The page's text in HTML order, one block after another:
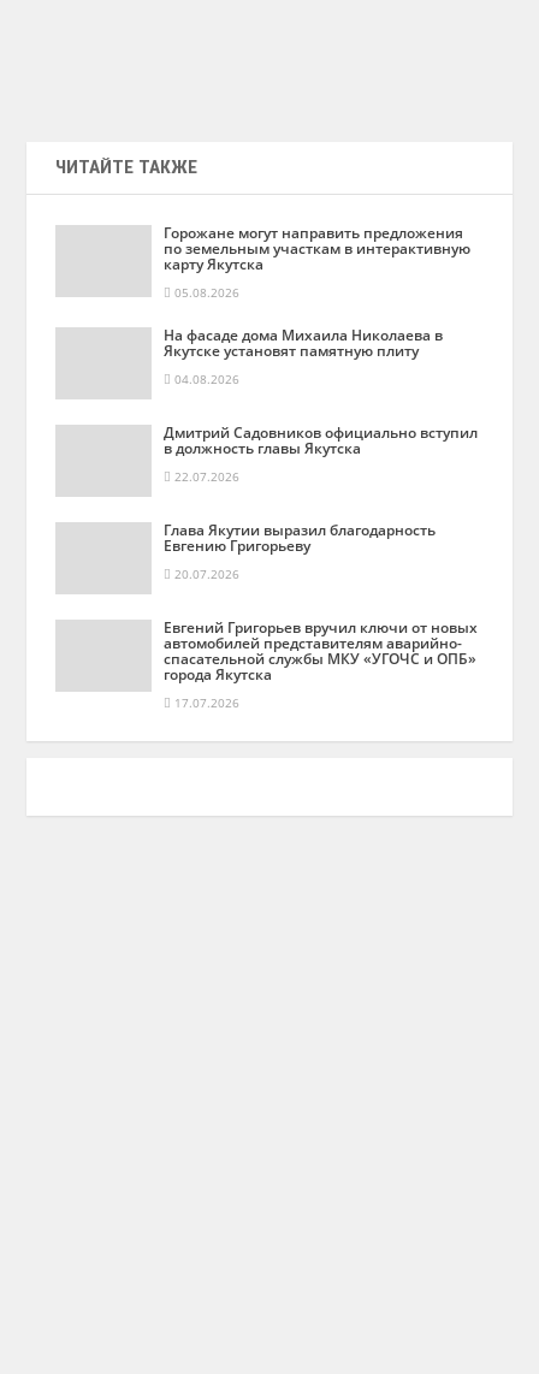
ЧИТАЙТЕ ТАКЖЕ
Горожане могут направить предложения
по земельным участкам в интерактивную
карту Якутска
05.08.2026
На фасаде дома Михаила Николаева в
Якутске установят памятную плиту
04.08.2026
Дмитрий Садовников официально вступил
в должность главы Якутска
22.07.2026
Глава Якутии выразил благодарность
Евгению Григорьеву
20.07.2026
Евгений Григорьев вручил ключи от новых
автомобилей представителям аварийно-
спасательной службы МКУ «УГОЧС и ОПБ»
города Якутска
17.07.2026